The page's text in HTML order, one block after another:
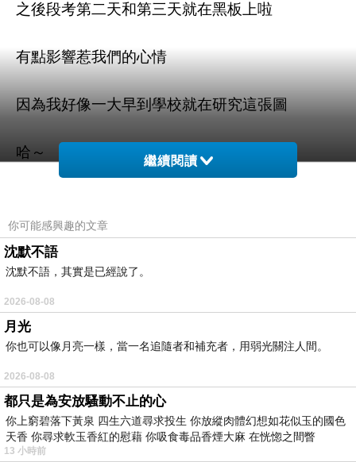
之後段考第二天和第三天就在黑板上啦
有點影響惹我們的心情
因為我好像一大早到學校就在研究這張圖
哈～
這次真的沒救惹 ＝口＝＋
另外：班聯真是難待呀 ＞＜
繼續閱讀
你可能感興趣的文章
沈默不語
沈默不語，其實是已經說了。
2026-08-08
月光
你也可以像月亮一樣，當一名追隨者和補充者，用弱光關注人間。
2026-08-08
都只是為安放騷動不止的心
你上窮碧落下黃泉 四生六道尋求投生 你放縱肉體幻想如花似玉的國色
天香 你尋求軟玉香紅的慰藉 你吸食毒品香煙大麻 在恍惚之間瞥
13 小時前